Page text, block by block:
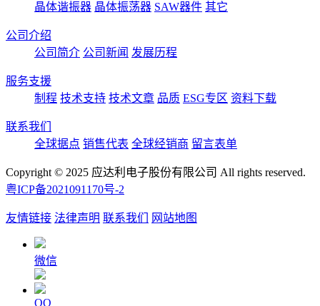
晶体谐振器 晶体振荡器 SAW器件 其它
公司介绍
公司简介 公司新闻 发展历程
服务支援
制程 技术支持 技术文章 品质 ESG专区 资料下载
联系我们
全球据点 销售代表 全球经销商 留言表单
Copyright © 2025 应达利电子股份有限公司 All rights reserved.
粤ICP备2021091170号-2
友情链接 法律声明 联系我们 网站地图
微信
QQ